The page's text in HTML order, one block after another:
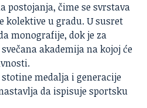
postojanja, čime se svrstava
kolektive u gradu. U susret
monografije, dok je za
akademija na kojoj će
medalja i generacije
da ispisuje sportsku